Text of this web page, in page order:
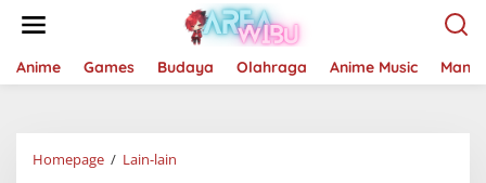
Anime Games Budaya Olahraga Anime Music
Homepage / Lain-lain